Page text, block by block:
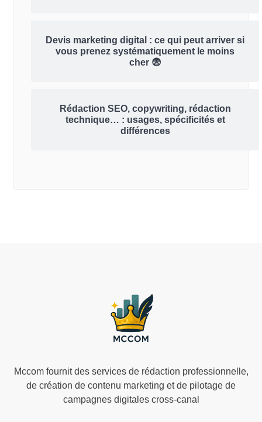
Devis marketing digital : ce qui peut arriver si
vous prenez systématiquement le moins
cher 😨
Rédaction SEO, copywriting, rédaction
technique… : usages, spécificités et
différences
Mccom fournit des services de rédaction professionnelle,
de création de contenu marketing et de pilotage de
campagnes digitales cross-canal